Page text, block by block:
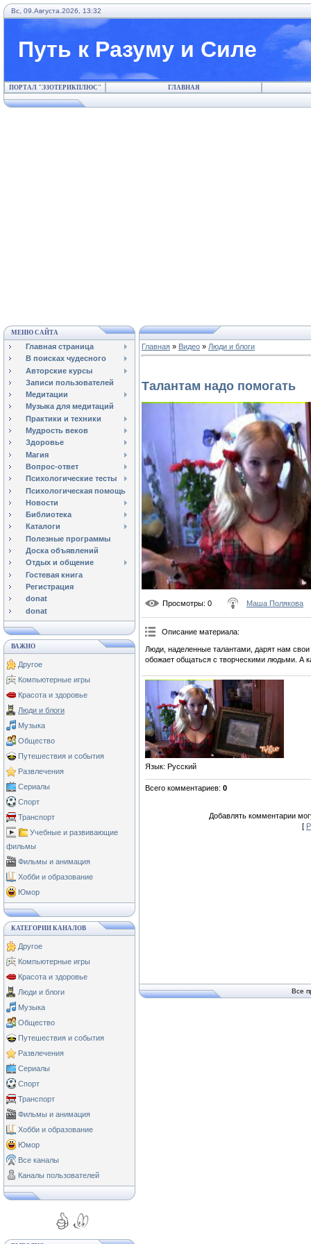
Вс, 09.Августа.2026, 13:32
Путь к Разуму и Силе
ПОРТАЛ "ЭЗОТЕРИКПЛЮС" ГЛАВНАЯ
МЕНЮ САЙТА
Главная страница
В поисках чудесного
Авторские курсы
Записи пользователей
Медитации
Музыка для медитаций
Практики и техники
Мудрость веков
Здоровье
Магия
Вопрос-ответ
Психологические тесты
Психологическая помощь
Новости
Библиотека
Каталоги
Полезные программы
Доска объявлений
Отдых и общение
Гостевая книга
Регистрация
donat
donat
ВАЖНО
Другое
Компьютерные игры
Красота и здоровье
Люди и блоги
Музыка
Общество
Путешествия и события
Развлечения
Сериалы
Спорт
Транспорт
Учебные и развивающие
фильмы
Фильмы и анимация
Хобби и образование
Юмор
КАТЕГОРИИ КАНАЛОВ
Другое
Компьютерные игры
Красота и здоровье
Люди и блоги
Музыка
Общество
Путешествия и события
Развлечения
Сериалы
Спорт
Транспорт
Фильмы и анимация
Хобби и образование
Юмор
Все каналы
Каналы пользователей
Главная » Видео » Люди и блоги
Талантам надо помогать
Просмотры: 0 Маша Полякова
Описание материала:
Люди, наделенные талантами, дарят нам
обожает общаться с творческими людьми. А
Язык: Русский
Всего комментариев: 0
Добавлять комментарии
[
Все